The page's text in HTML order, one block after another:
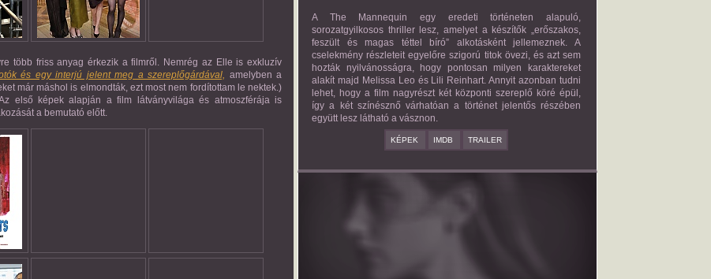
A The Mannequin egy eredeti történeten alapuló,
sorozatgyilkosos thriller lesz, amelyet a készítők „erőszakos,
feszült és magas téttel bíró” alkotásként jellemeznek. A
cselekmény részleteit egyelőre szigorú titok övezi, és azt sem
hozták nyilvánosságra, hogy pontosan milyen karaktereket
alakít majd Melissa Leo és Lili Reinhart. Annyit azonban tudni
lehet, hogy a film nagyrészt két központi szereplő köré épül,
így a két színésznő várhatóan a történet jelentős részében
együtt lesz látható a vásznon.
KÉPEK IMDB TRAILER
THE VERY BEST PEOPLE
több friss anyag érkezik a filmről. Nemrég az Elle is exkluzív
és egy interjú jelent meg a szereplőgárdával, amelyben a
már máshol is elmondták, ezt most nem fordítottam le nektek.)
első képek alapján a film látványvilága és atmoszférája is
a bemutató előtt.